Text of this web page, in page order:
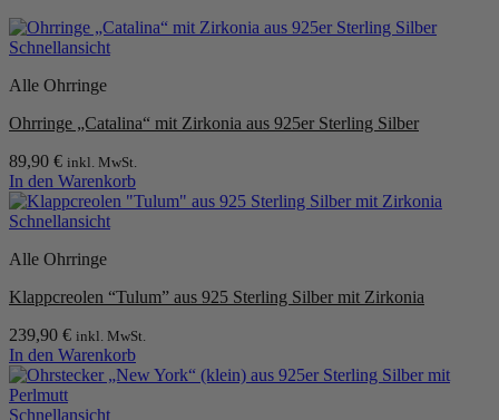
Schnellansicht
Alle Ohrringe
Ohrringe „Catalina“ mit Zirkonia aus 925er Sterling Silber
89,90 € inkl. MwSt.
In den Warenkorb
Schnellansicht
Alle Ohrringe
Klappcreolen “Tulum” aus 925 Sterling Silber mit Zirkonia
239,90 € inkl. MwSt.
In den Warenkorb
Schnellansicht